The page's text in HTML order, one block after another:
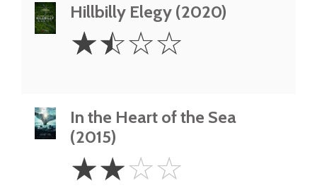
Hillbilly Elegy (2020)
1.5
Stars
☆☆☆☆
In the Heart of the Sea
(2015)
Stars
☆☆☆☆